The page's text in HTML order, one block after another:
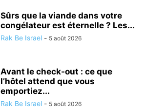
Sûrs que la viande dans votre
congélateur est éternelle ? Les...
Rak Be Israel - 5 août 2026
Avant le check-out : ce que
l’hôtel attend que vous
emportiez...
Rak Be Israel - 5 août 2026